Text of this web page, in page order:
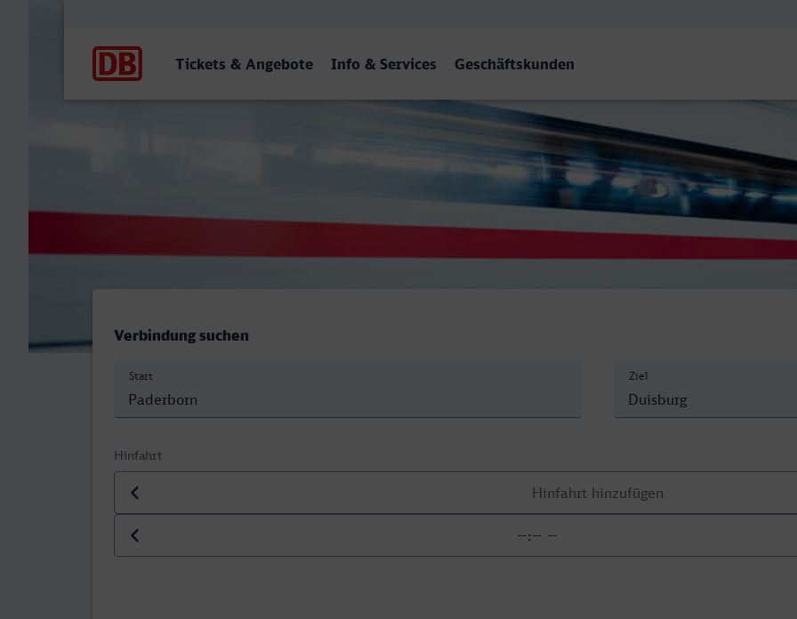
Tickets & Angebote Info & Services Geschäftskunden
Paderborn Hbf - Duisburg Hbf
Verbindung suchen
Start Ziel
Hinfahrt
Datum der Hinfahrt
Uhrzeit der Hinfahrt